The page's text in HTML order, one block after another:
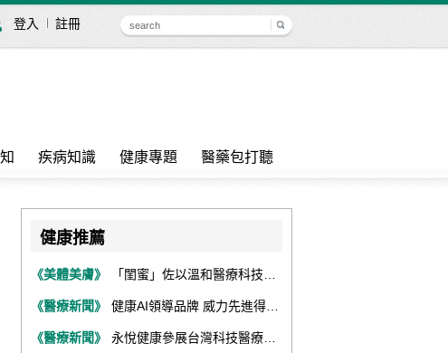
登入 註冊
疾病知識 健康專題 醫藥包打聽
健康推薦
《美體美膚》 「閨蜜」佐以溫和醫療科技，陪伴女性找回身體舒適與自信
《醫療新聞》 健康AI領導品牌 威力先進得獎不斷 同獲『玉山獎』『金炬獎』最高肯定
《醫療新聞》 永悅健康參展台灣科技醫療展 展現數位健康全場景整合能力